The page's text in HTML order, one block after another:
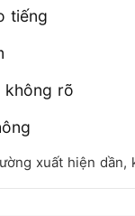
tiếng
không rõ
xuất hiện